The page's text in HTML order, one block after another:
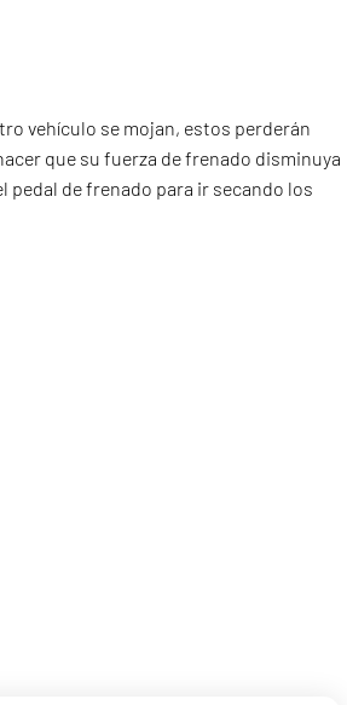
vehículo se mojan, estos perderán
que su fuerza de frenado disminuya
pedal de frenado para ir secando los